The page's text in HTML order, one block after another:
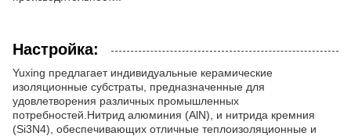
Настройка:
Yuxing предлагает индивидуальные керамические
изоляционные субстраты, предназначенные для
удовлетворения различных промышленных
потребностей.Нитрид алюминия (AlN), и нитрида кремния
(Si3N4), обеспечивающих отличные теплоизоляционные и